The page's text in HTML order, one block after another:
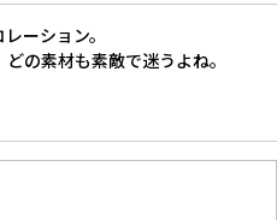
ーション。
の素材も素敵で迷うよね。